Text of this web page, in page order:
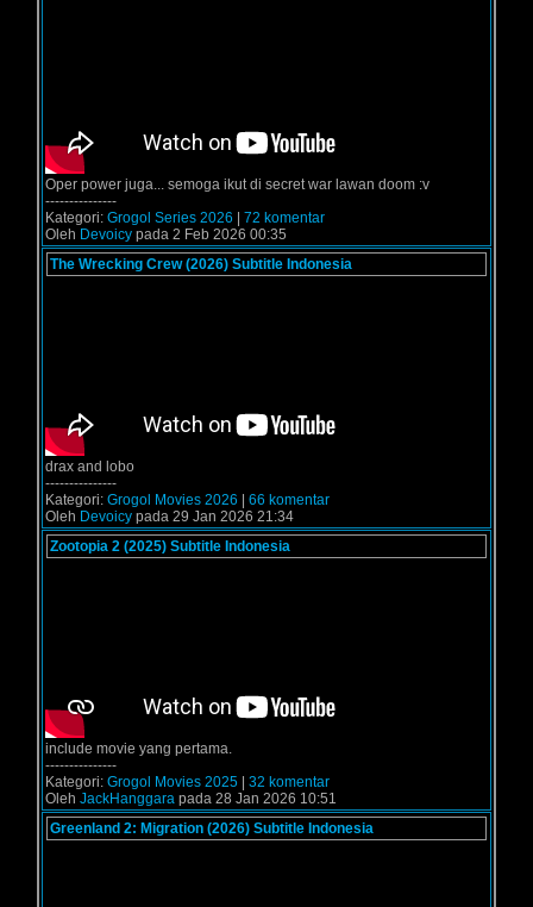
Oper power juga... semoga ikut di secret war lawan doom :v
---------------
Kategori: Grogol Series 2026
72 komentar
Oleh Devoicy pada 2 Feb 2026 00:35
The Wrecking Crew (2026) Subtitle Indonesia
drax and lobo
---------------
Kategori: Grogol Movies 2026
66 komentar
Oleh Devoicy pada 29 Jan 2026 21:34
Zootopia 2 (2025) Subtitle Indonesia
include movie yang pertama.
---------------
Kategori: Grogol Movies 2025
32 komentar
Oleh JackHanggara pada 28 Jan 2026 10:51
Greenland 2: Migration (2026) Subtitle Indonesia